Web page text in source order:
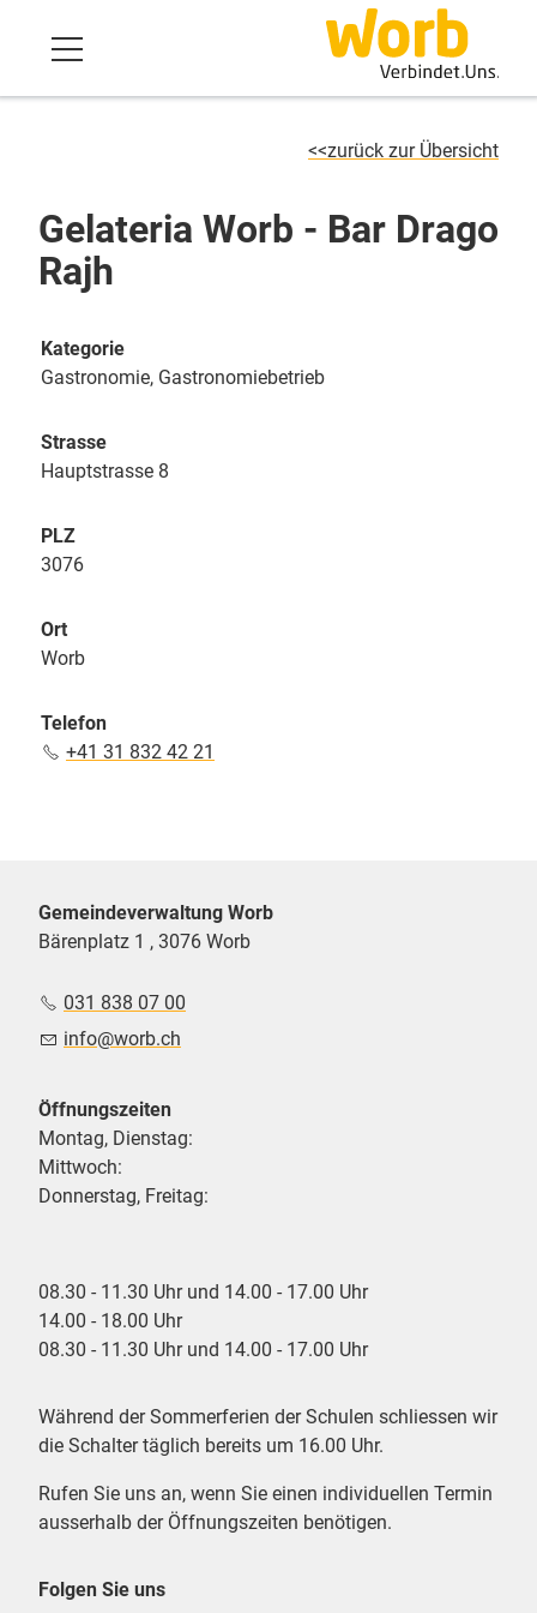
zurück zur Übersicht
Gelateria Worb - Bar Drago
Rajh
Kategorie
Gastronomie, Gastronomiebetrieb
Strasse
Hauptstrasse 8
PLZ
3076
Ort
Worb
Telefon
+41 31 832 42 21
Gemeindeverwaltung Worb
Bärenplatz 1 , 3076 Worb
031 838 07 00
nf
w rb ch
Öffnungszeiten
Montag, Dienstag:
Mittwoch:
Donnerstag, Freitag:
08.30 - 11.30 Uhr und 14.00 - 17.00 Uhr
14.00 - 18.00 Uhr
08.30 - 11.30 Uhr und 14.00 - 17.00 Uhr
Während der Sommerferien der Schulen schliessen wir
die Schalter täglich bereits um 16.00 Uhr.
Rufen Sie uns an, wenn Sie einen individuellen Termin
ausserhalb der Öffnungszeiten benötigen.
Folgen Sie uns